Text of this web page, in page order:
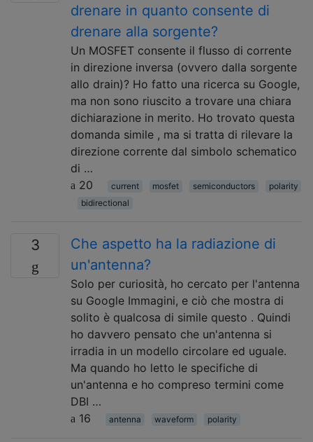
drenare in quanto consente di
drenare alla sorgente?
Un MOSFET consente il flusso di corrente
in direzione inversa (ovvero dalla sorgente
allo drain)? Ho fatto una ricerca su Google,
ma non sono riuscito a trovare una chiara
dichiarazione in merito. Ho trovato questa
domanda simile , ma si tratta di rilevare la
direzione corrente dal simbolo schematico
di …
20
current mosfet semiconductors
polarity
bidirectional
3
Che aspetto ha la radiazione di
un'antenna?
Solo per curiosità, ho cercato per l'antenna
su Google Immagini, e ciò che mostra di
solito è qualcosa di simile questo . Quindi
ho davvero pensato che un'antenna si
irradia in un modello circolare ed uguale.
Ma quando ho letto le specifiche di
un'antenna e ho compreso termini come
DBI …
16
antenna waveform polarity